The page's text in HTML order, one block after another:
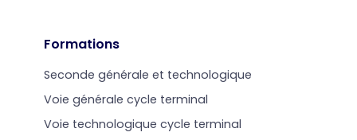
Formations
Seconde générale et technologique
Voie générale cycle terminal
Voie technologique cycle terminal